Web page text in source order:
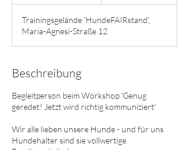
n
d
e
Trainingsgelände 'HundeFAIRstand',
Maria-Agnesi-Straße 12
Beschreibung
Begleitperson beim Workshop 'Genug
geredet! Jetzt wird richtig kommuniziert'
Wir alle lieben unsere Hunde - und für uns
Hundehalter sind sie vollwertige